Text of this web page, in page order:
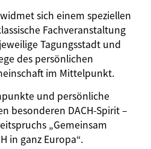
sich einem speziellen
Fachveranstaltung
Tagungsstadt und
des persönlichen
im Mittelpunkt.
und persönliche
besonderen DACH-Spirit –
„Gemeinsam
in ganz Europa“.